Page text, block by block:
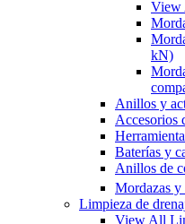
View
kN)
Anillos y
Accesorios
Baterías y
Anillos de
Mordazas y
Limpieza de
View All